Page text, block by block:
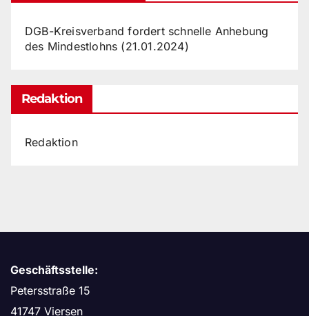
DGB-Kreisverband fordert schnelle Anhebung
des Mindestlohns (21.01.2024)
Redaktion
Redaktion
Geschäftsstelle:
Petersstraße 15
41747 Viersen